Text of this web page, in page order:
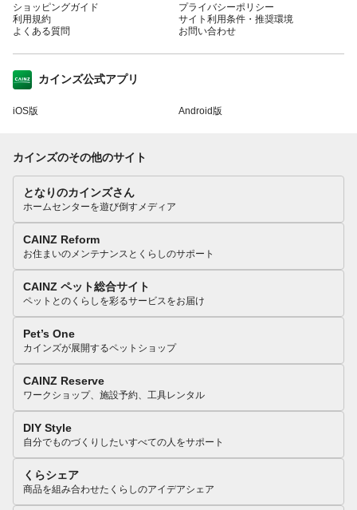
ショッピングガイド
利用規約
よくある質問
プライバシーポリシー
サイト利用条件・推奨環境
お問い合わせ
カインズ公式アプリ
iOS版 Android版
カインズのその他のサイト
となりのカインズさん
ホームセンターを遊び倒すメディア
CAINZ Reform
お住まいのメンテナンスとくらしのサポート
CAINZ ペット総合サイト
ペットとのくらしを彩るサービスをお届け
Pet’s One
カインズが展開するペットショップ
CAINZ Reserve
ワークショップ、施設予約、工具レンタル
DIY Style
自分でものづくりしたいすべての人をサポート
くらシェア
商品を組み合わせたくらしのアイデアシェア